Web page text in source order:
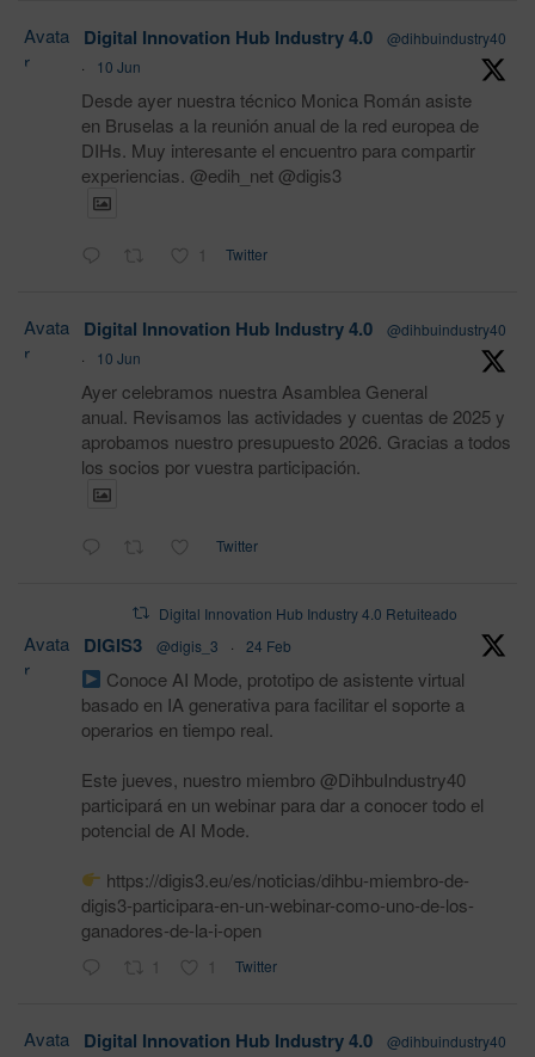
Avata
r
Digital Innovation Hub Industry 4.0
@dihbuindustry40
·
10 Jun
Desde ayer nuestra técnico Monica Román asiste
en Bruselas a la reunión anual de la red europea de
DIHs. Muy interesante el encuentro para compartir
experiencias. @edih_net @digis3
1 Twitter
Avata
r
Digital Innovation Hub Industry 4.0
@dihbuindustry40
·
10 Jun
Ayer celebramos nuestra Asamblea General
anual. Revisamos las actividades y cuentas de 2025 y
aprobamos nuestro presupuesto 2026. Gracias a todos
los socios por vuestra participación.
Twitter
Digital Innovation Hub Industry 4.0 Retuiteado
Avata
r
DIGIS3 @digis_3 · 24 Feb
Conoce AI Mode, prototipo de asistente virtual
basado en IA generativa para facilitar el soporte a
operarios en tiempo real.
Este jueves, nuestro miembro @DihbuIndustry40
participará en un webinar para dar a conocer todo el
potencial de AI Mode.
https://digis3.eu/es/noticias/dihbu-miembro-de-
digis3-participara-en-un-webinar-como-uno-de-los-
ganadores-de-la-i-open
1 1 Twitter
Avata
Digital Innovation Hub Industry 4.0 @dihbuindustry40